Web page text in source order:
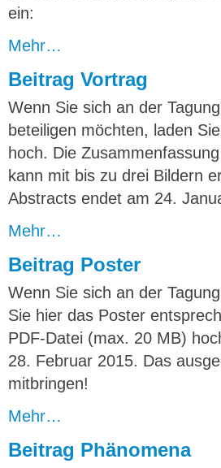
ein:
Mehr…
Beitrag Vortrag
Wenn Sie sich an der
beteiligen möchten, laden
hoch. Die
kann mit bis zu drei Bildern
Abstracts endet am 24.
Mehr…
Beitrag Poster
Wenn Sie sich an der
Sie hier das Poster
PDF-Datei (max. 20 MB)
28. Februar 2015. Das
mitbringen!
Mehr…
Beitrag Phänomena